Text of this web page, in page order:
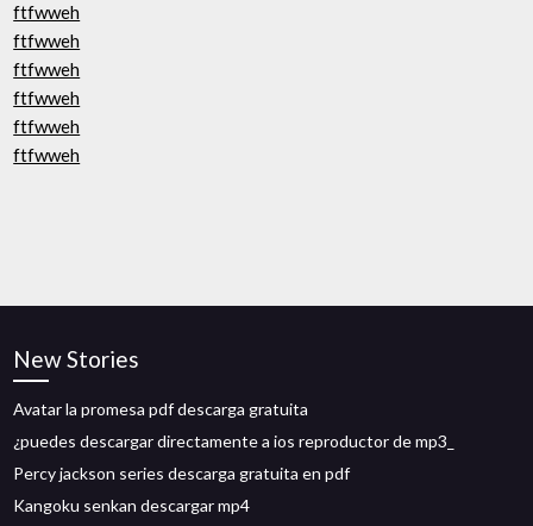
ftfwweh
ftfwweh
ftfwweh
ftfwweh
ftfwweh
ftfwweh
New Stories
Avatar la promesa pdf descarga gratuita
¿puedes descargar directamente a ios reproductor de mp3_
Percy jackson series descarga gratuita en pdf
Kangoku senkan descargar mp4